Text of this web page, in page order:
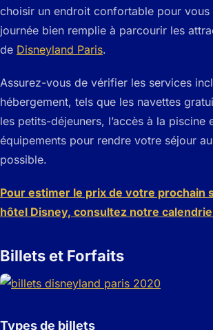
choisir un endroit confortable pour vous
journée bien remplie à parcourir les
de Disneyland Paris.
Assurez-vous de vérifier les services
hébergement, tels que les navettes
les petits-déjeuners, l’accès à la piscine
équipements pour rendre votre séjour
possible.
Pour estimer le prix de votre prochain
hôtel Disney, consultez notre
Billets et Forfaits
Types de billets